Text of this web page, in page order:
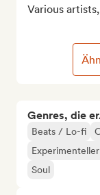
Genres, die
Beats / Lo-fi
Soul
Various